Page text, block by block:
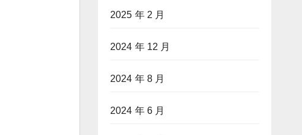
2025 年 2 月
2024 年 12 月
2024 年 8 月
2024 年 6 月